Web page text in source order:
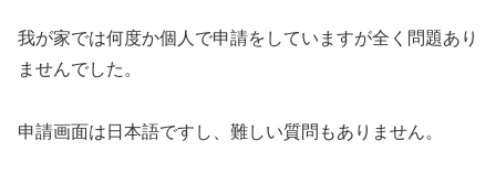
我が家では何度か個人で申請をしていますが全く問題あり
ませんでした。
申請画面は日本語ですし、難しい質問もありません。